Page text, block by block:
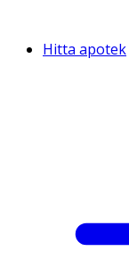
Hitta apotek